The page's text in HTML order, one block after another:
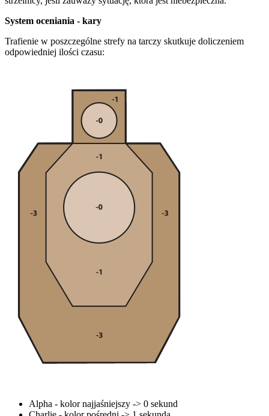
System oceniania - kary
Trafienie w poszczególne strefy na tarczy skutkuje doliczeniem
odpowiedniej ilości czasu:
Alpha - kolor najjaśniejszy -> 0 sekund